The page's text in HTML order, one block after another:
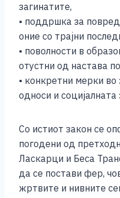
загинатите,
• поддршка за
оние со трајни
• поволности в
отустни од настава
• конкретни мерки
односи и социјалната
Со истиот закон се
погодени од
Ласкарци и Беса
да се постави фер,
жртвите и нивните